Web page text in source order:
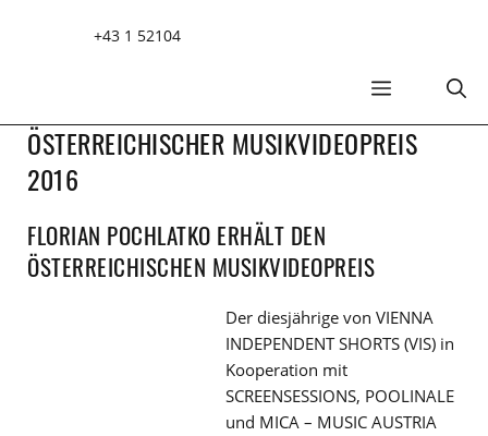
+43 1 52104
MENÜ
ÖSTERREICHISCHER MUSIKVIDEOPREIS
2016
FLORIAN POCHLATKO ERHÄLT DEN
ÖSTERREICHISCHEN MUSIKVIDEOPREIS
Der diesjährige von VIENNA
INDEPENDENT SHORTS (VIS) in
Kooperation mit
SCREENSESSIONS, POOLINALE
und MICA – MUSIC AUSTRIA